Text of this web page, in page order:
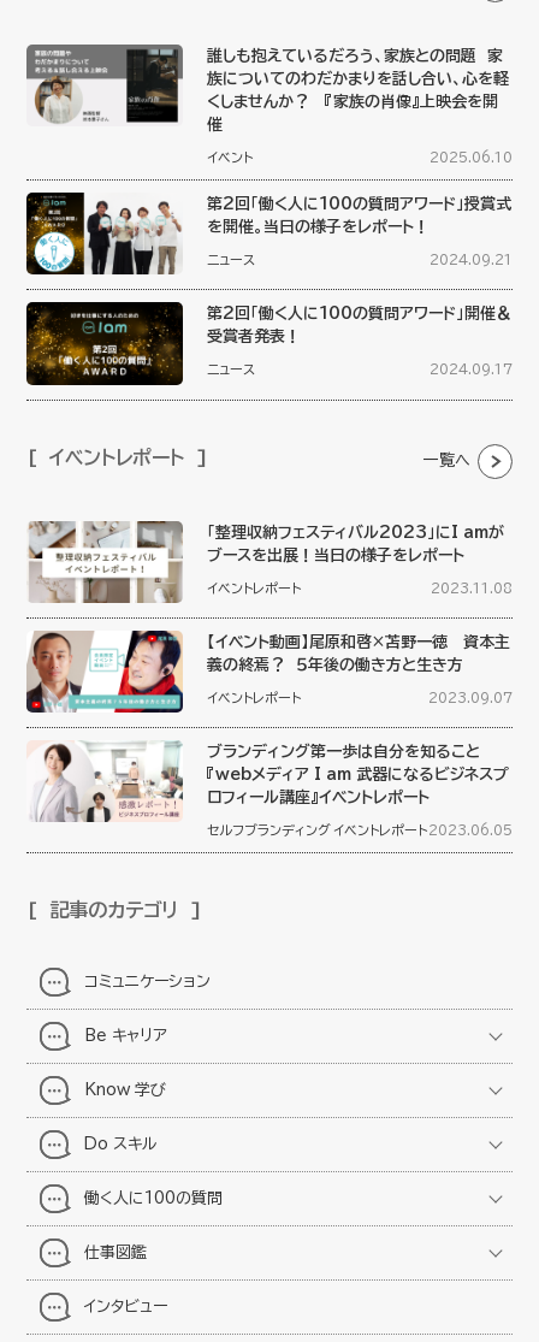
誰しも抱えているだろう、家族との問題 家
族についてのわだかまりを話し合い、心を軽
くしませんか？ 『家族の肖像』上映会を開
催
イベント 2025.06.10
第2回「働く人に100の質問アワード」授賞式
を開催。当日の様子をレポート！
ニュース 2024.09.21
第2回「働く人に100の質問アワード」開催＆
受賞者発表！
ニュース 2024.09.17
イベントレポート 一覧へ
「整理収納フェスティバル2023」にI amが
ブースを出展！当日の様子をレポート
イベントレポート 2023.11.08
【イベント動画】尾原和啓×苫野一徳 資本主
義の終焉？ ５年後の働き方と生き方
イベントレポート 2023.09.07
ブランディング第一歩は自分を知ること
『webメディア I am 武器になるビジネスプ
ロフィール講座』イベントレポート
セルフブランディング イベントレポート 2023.06.05
記事のカテゴリ
コミュニケーション
Be キャリア
Know 学び
Do スキル
働く人に100の質問
仕事図鑑
インタビュー